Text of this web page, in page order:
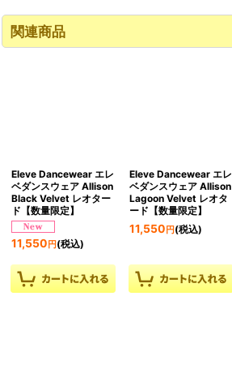
関連商品
Eleve Dancewear エレ
ベダンスウェア Allison
Black Velvet レオター
ド【数量限定】
11,550 円 (税込)
Eleve Dancewear エレ
ベダンスウェア Allison
Lagoon Velvet レオタ
ード【数量限定】
11,550 円(税込)